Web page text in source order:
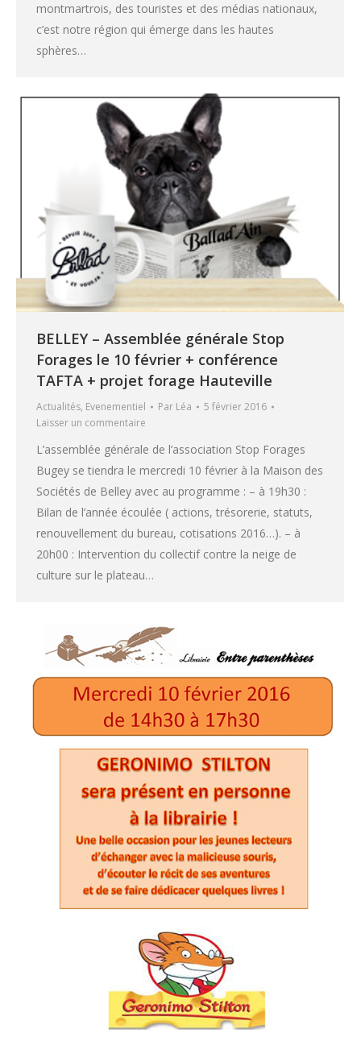
montmartrois, des touristes et des médias nationaux,
c’est notre région qui émerge dans les hautes
sphères…
BELLEY – Assemblée générale Stop
Forages le 10 février + conférence
TAFTA + projet forage Hauteville
Actualités, Evenementiel Par Léa
5 février 2016
Laisser un commentaire
L’assemblée générale de l’association Stop Forages
Bugey se tiendra le mercredi 10 février à la Maison des
Sociétés de Belley avec au programme : – à 19h30 :
Bilan de l’année écoulée ( actions, trésorerie, statuts,
renouvellement du bureau, cotisations 2016…). – à
20h00 : Intervention du collectif contre la neige de
culture sur le plateau…